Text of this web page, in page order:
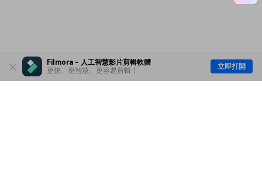
Filmora - 人工智慧影片剪輯軟體
更快、更智慧、更容易剪輯！
立即打開